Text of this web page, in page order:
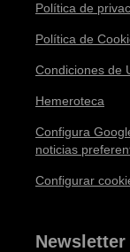
Política de
Política de
Condiciones de
Hemeroteca
Configura
noticias
Configurar
Newsletter